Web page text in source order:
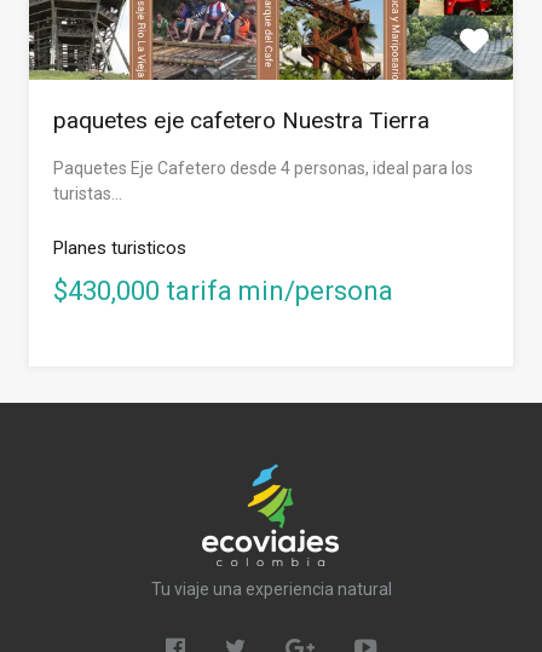
paquetes eje cafetero Nuestra Tierra
Paquetes Eje Cafetero desde 4 personas, ideal para los
turistas…
Planes turisticos
$430,000 tarifa min/persona
Tu viaje una experiencia natural